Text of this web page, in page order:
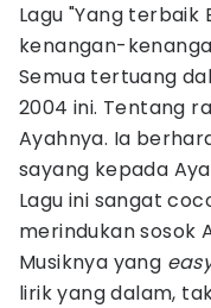
Lagu "Yang
kenangan-
Semua tertuang
2004 ini. Tentang
Ayahnya. Ia
sayang kepada
Lagu ini sangat
merindukan sosok
Musiknya yang
lirik yang dalam,